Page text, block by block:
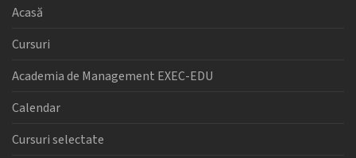
Acasă
Cursuri
Academia de Management EXEC-EDU
Calendar
Cursuri selectate